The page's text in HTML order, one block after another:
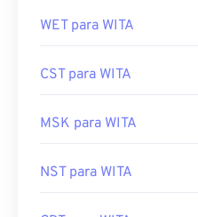
WET para WITA
CST para WITA
MSK para WITA
NST para WITA